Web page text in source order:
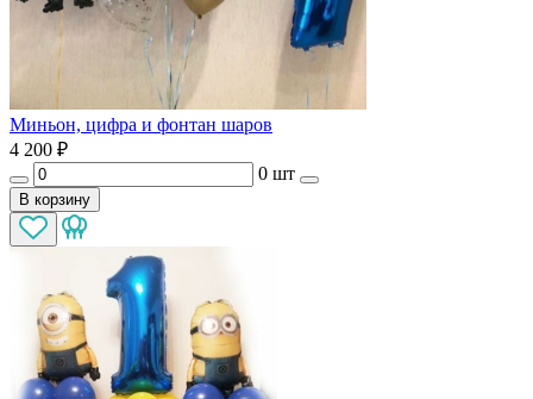
Миньон, цифра и фонтан шаров
4 200 ₽
0 шт
В корзину